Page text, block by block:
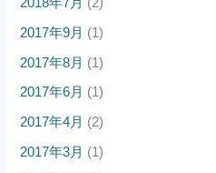
2018年7月 (2)
2017年9月 (1)
2017年8月 (1)
2017年6月 (1)
2017年4月 (2)
2017年3月 (1)